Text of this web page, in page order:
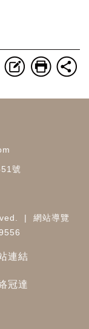
號
| 網站導覽
連結
冠達